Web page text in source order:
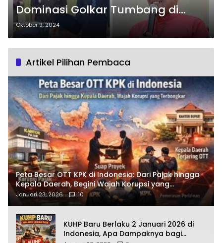
Dominasi Golkar Tumbang di
Tangan PDI Perjuangan
Oktober 9, 2024
Artikel Pilihan Pembaca
Peta Besar OTT KPK di Indonesia: Dari Pajak hingga
Kepala Daerah, Begini Wajah Korupsi yang
Terbongkar
Januari 23, 2026 10
KUHP Baru Berlaku 2 Januari 2026 di
Indonesia, Apa Dampaknya bagi